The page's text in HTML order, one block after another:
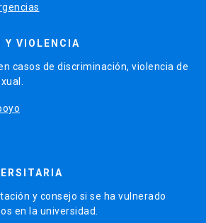
Y VIOLENCIA
casos de discriminación, violencia de
y consejo si se ha vulnerado
en la universidad.